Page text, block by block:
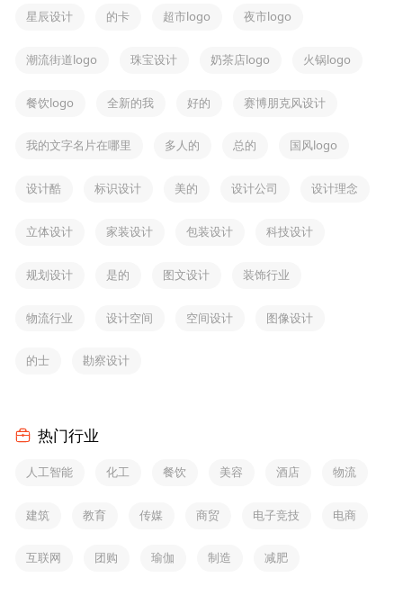
星辰设计 的卡 超市logo 夜市logo
潮流街道logo 珠宝设计 奶茶店logo 火锅logo
餐饮logo 全新的我 好的 赛博朋克风设计
我的文字名片在哪里 多人的 总的 国风logo
设计酷 标识设计 美的 设计公司 设计理念
立体设计 家装设计 包装设计 科技设计
规划设计 是的 图文设计 装饰行业
物流行业 设计空间 空间设计 图像设计
的士 勘察设计
热门行业
人工智能 化工 餐饮 美容 酒店 物流
建筑 教育 传媒 商贸 电子竞技 电商
互联网 团购 瑜伽 制造 减肥